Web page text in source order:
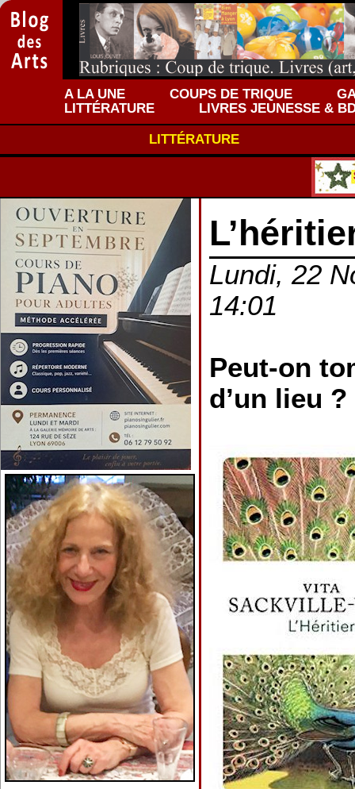
A LA UNE COUPS DE TRIQUE
LITTÉRATURE
LIVRES JEUNESSE &
LITTÉRATURE
Lundi, 22
14:01
Peut-on
d’un lieu ?